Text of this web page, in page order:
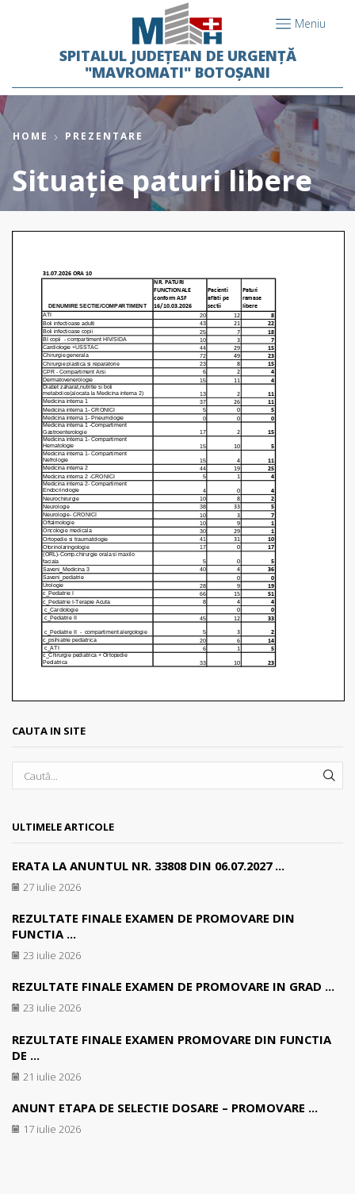
Meniu
SPITALUL JUDEȚEAN DE URGENȚĂ
"MAVROMATI" BOTOȘANI
HOME PREZENTARE
Situație paturi libere
CAUTA IN SITE
ULTIMELE ARTICOLE
ERATA LA ANUNTUL NR. 33808 DIN 06.07.2027 ...
27 iulie 2026
REZULTATE FINALE EXAMEN DE PROMOVARE DIN
FUNCTIA ...
23 iulie 2026
REZULTATE FINALE EXAMEN DE PROMOVARE IN GRAD ...
23 iulie 2026
REZULTATE FINALE EXAMEN PROMOVARE DIN FUNCTIA
DE ...
21 iulie 2026
ANUNT ETAPA DE SELECTIE DOSARE – PROMOVARE ...
17 iulie 2026